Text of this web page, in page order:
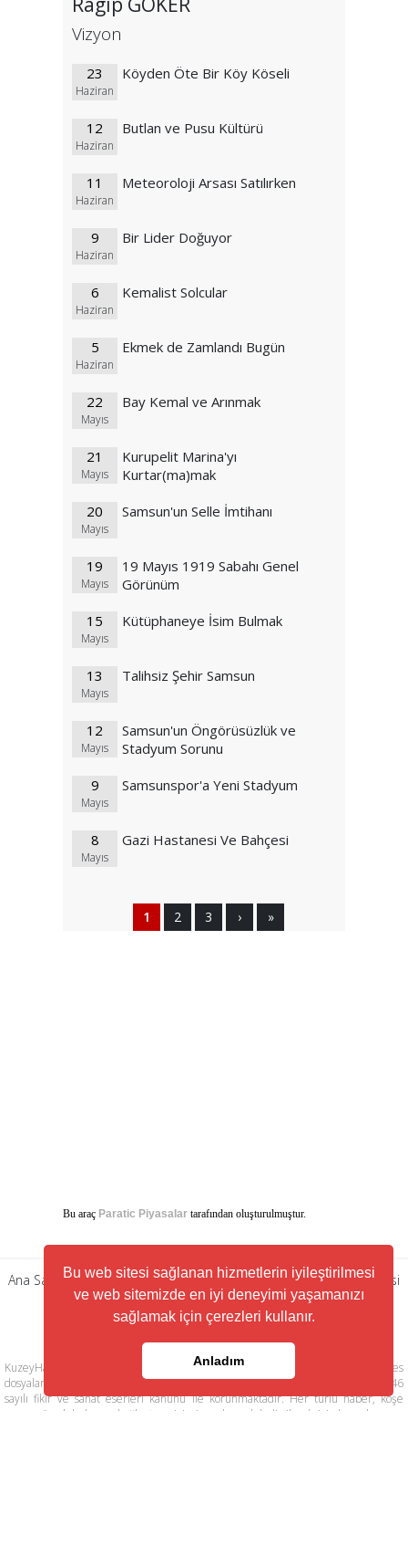
Bu web sitesi sağlanan hizmetlerin iyileştirilmesi
ve web sitemizde en iyi deneyimi yaşamanızı
sağlamak için çerezleri kullanır.
Anladım
Vizyon
23
Haziran
Köyden Öte Bir Köy Köseli
12
Haziran
Butlan ve Pusu Kültürü
11
Haziran
Meteoroloji Arsası Satılırken
9
Haziran
Bir Lider Doğuyor
6
Haziran
Kemalist Solcular
5
Haziran
Ekmek de Zamlandı Bugün
22
Mayıs
Bay Kemal ve Arınmak
21
Mayıs
Kurupelit Marina'yı
Kurtar(ma)mak
20
Mayıs
Samsun'un Selle İmtihanı
19
Mayıs
19 Mayıs 1919 Sabahı Genel
Görünüm
15
Mayıs
Kütüphaneye İsim Bulmak
13
Mayıs
Talihsiz Şehir Samsun
12
Mayıs
Samsun'un Öngörüsüzlük ve
Stadyum Sorunu
9
Mayıs
Samsunspor'a Yeni Stadyum
8
Mayıs
Gazi Hastanesi Ve Bahçesi
1 2 3 › »
Bu araç Paratic Piyasalar tarafından oluşturulmuştur.
Ana Sayfa|Künye |Gizlilik Politikası |Kullanım Şartları|RSS Servisi
|Arşiv| İletişim
KuzeyHaber.com sitesinde yer alan tüm yazılar, materyaller, resimler, ses
dosyaları, animasyonlar, videolar, tasarım ve düzenlemelerin telif hakları 5846
sayılı fikir ve sanat eserleri kanunu ile korunmaktadır. Her türlü haber, köşe
yazısı, görsel, belge ve bağlantının izinsiz ve kaynak belirtilmeksizin kopyalanması